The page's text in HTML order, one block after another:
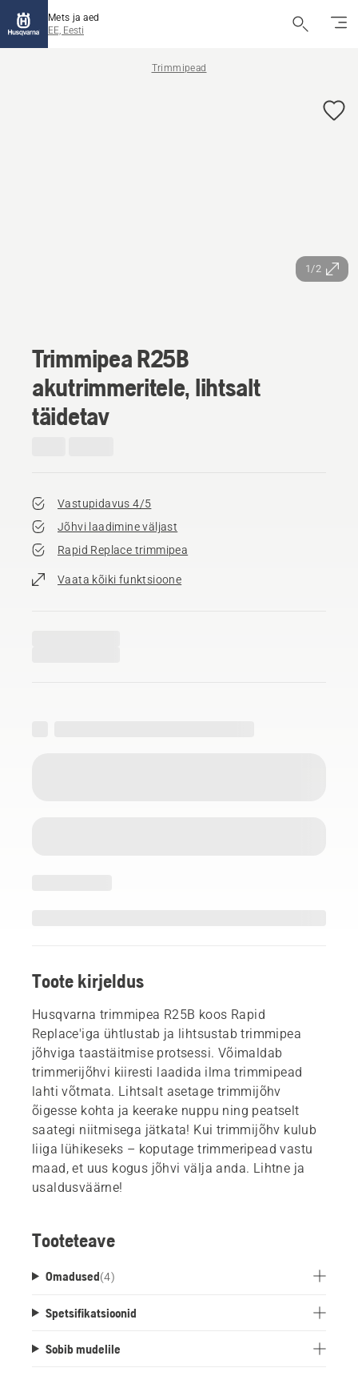
Mets ja aed
EE, Eesti
Trimmipead
1/2
Trimmipea R25B
akutrimmeritele, lihtsalt
täidetav
Vastupidavus 4/5
Jõhvi laadimine väljast
Rapid Replace trimmipea
Vaata kõiki funktsioone
Toote kirjeldus
Husqvarna trimmipea R25B koos Rapid
Replace'iga ühtlustab ja lihtsustab trimmipea
jõhviga taastäitmise protsessi. Võimaldab
trimmerijõhvi kiiresti laadida ilma trimmipead
lahti võtmata. Lihtsalt asetage trimmijõhv
õigesse kohta ja keerake nuppu ning peatselt
saategi niitmisega jätkata! Kui trimmijõhv kulub
liiga lühikeseks – koputage trimmeripead vastu
maad, et uus kogus jõhvi välja anda. Lihtne ja
usaldusväärne!
Tooteteave
Omadused(4)
Spetsifikatsioonid
Sobib mudelile